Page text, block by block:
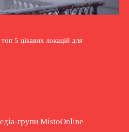
5 цікавих локацій для
групи MistoOnline